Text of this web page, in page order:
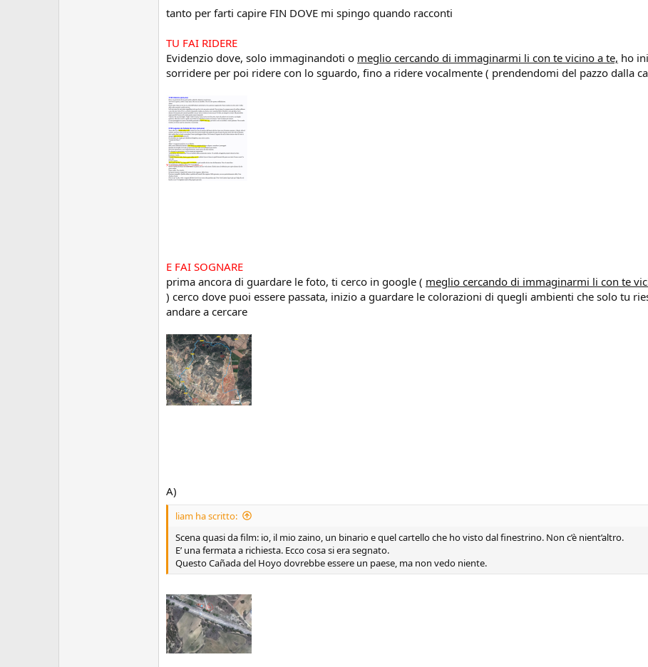
tanto per farti capire FIN DOVE mi spingo quando racconti
TU FAI RIDERE
Evidenzio dove, solo immaginandoti o meglio cercando di immaginarmi li con te vicino a te, ho
sorridere per poi ridere con lo sguardo, fino a ridere vocalmente ( prendendomi del pazzo dalla
E FAI SOGNARE
prima ancora di guardare le foto, ti cerco in google ( meglio cercando di immaginarmi li con te
) cerco dove puoi essere passata, inizio a guardare le colorazioni di quegli ambienti che solo tu
andare a cercare
A)
liam ha scritto:
Scena quasi da film: io, il mio zaino, un binario e quel cartello che ho visto dal finestrino. Non c’è nient’altro.
E’ una fermata a richiesta. Ecco cosa si era segnato.
Questo Cañada del Hoyo dovrebbe essere un paese, ma non vedo niente.